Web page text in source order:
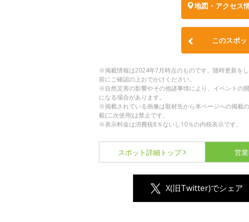
地図・アクセス
このスポ
※掲載情報は2024年7月時点のものです。随時更新を
前にご確認の上おでかけください。
※自然災害の影響やその他諸事情により、イベントの
になる場合があります。
※掲載されている画像は取材先から本ページへの掲載
載(二次使用)は禁止です。
※表示料金は消費税8％ないし10％の内税表示です。
スポット詳細 トップ 営
X(旧Twitter)でシェア